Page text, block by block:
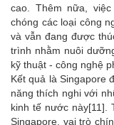
cao. Thêm nữa,
chóng các loại công
và vẫn đang được
trình nhằm nuôi
kỹ thuật - công nghệ
Kết quả là Singapore
năng thích nghi với
kinh tế nước này[11]
Singapore, vai trò